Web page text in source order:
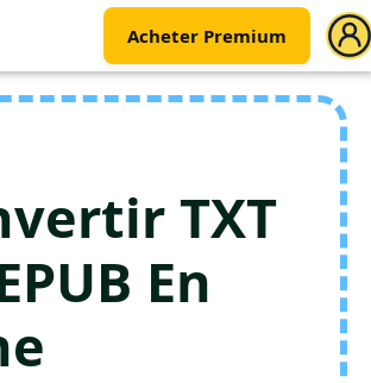
Acheter Premium
TXT
En